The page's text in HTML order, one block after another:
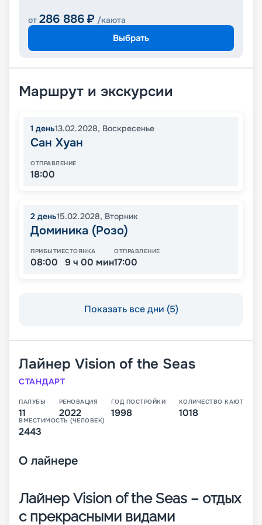
от 286 886 ₽ /каюта
Выбрать
Маршрут и экскурсии
1 день13.02.2028, Воскресенье
Сан Хуан
ОТПРАВЛЕНИЕ
18:00
2 день15.02.2028, Вторник
Доминика (Розо)
ПРИБЫТИЕ
08:00
СТОЯНКА
9 ч 00 мин
ОТПРАВЛЕНИЕ
17:00
Показать все дни (5)
Лайнер Vision of the Seas
СТАНДАРТ
ПАЛУБЫ
11
РЕНОВАЦИЯ
2022
ГОД ПОСТРОЙКИ
1998
КОЛИЧЕСТВО КАЮТ
1018
ВМЕСТИМОСТЬ (ЧЕЛОВЕК)
2443
О лайнере
Лайнер Vision of the Seas – отдых
с прекрасными видами